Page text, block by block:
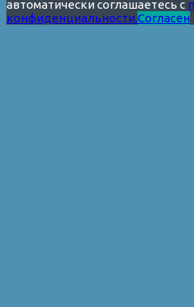
автоматически соглашаетесь с
конфиденциальности.Согласен